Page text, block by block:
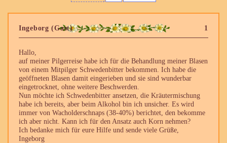
1
Ingeborg (Gast)
Hallo,
auf meiner Pilgerreise habe ich für die Behandlung meiner Blasen
von einem Mitpilger Schwedenbitter bekommen. Ich habe die
geöffneten Blasen damit eingerieben und sie sind wunderbar
eingetrocknet, ohne weitere Beschwerden.
Nun möchte ich Schwedenbitter ansetzen, die Kräutermischung
habe ich bereits, aber beim Alkohol bin ich unsicher. Es wird
immer von Wacholderschnaps (38-40%) berichtet, den bekomme
ich aber nicht. Kann ich für den Ansatz auch Korn nehmen?
Ich bedanke mich für eure Hilfe und sende viele Grüße,
Ingeborg